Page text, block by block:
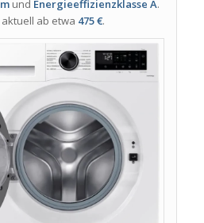
und Energieeffizienzklasse A.
ab etwa 475 €.